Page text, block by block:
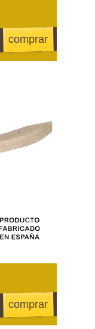
comprar
comprar